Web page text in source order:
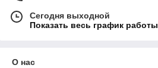
Сегодня выходной
Показать весь график работы
О нас